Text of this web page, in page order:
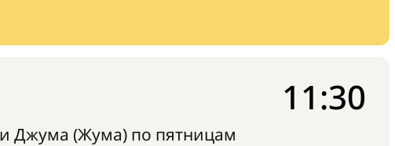
Джума (Жума) по пятницам
11:30